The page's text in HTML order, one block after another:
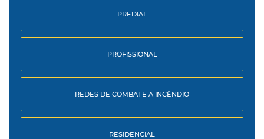
PREDIAL
PROFISSIONAL
REDES DE COMBATE A INCÊNDIO
RESIDENCIAL